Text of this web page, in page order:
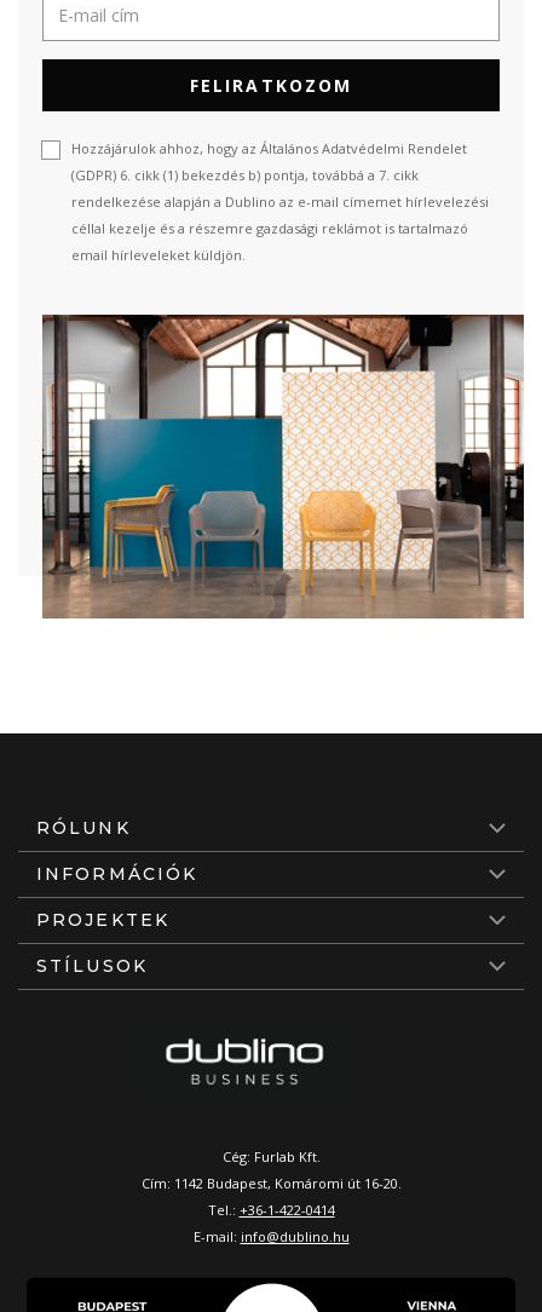
FELIRATKOZOM
Hozzájárulok ahhoz, hogy az Általános Adatvédelmi Rendelet
(GDPR) 6. cikk (1) bekezdés b) pontja, továbbá a 7. cikk
rendelkezése alapján a Dublino az e-mail címemet hírlevelezési
céllal kezelje és a részemre gazdasági reklámot is tartalmazó
email hírleveleket küldjön.
RÓLUNK
INFORMÁCIÓK
PROJEKTEK
STÍLUSOK
Cég: Furlab Kft.
Cím: 1142 Budapest, Komáromi út 16-20.
Tel.: +36-1-422-0414
E-mail: info@dublino.hu